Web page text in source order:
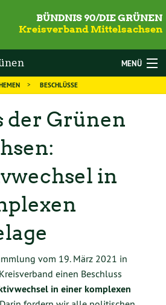
BÜNDNIS 90/DIE GRÜNEN
Kreisverband Mittelsachsen
MENÜ
BESCHLÜSSE
der Grünen
in
vom 19. März 2021 in
einen Beschluss
in einer komplexen